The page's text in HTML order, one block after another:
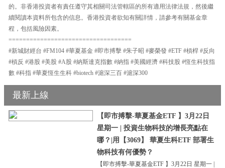
的。非香港投資者有責任遵守其相關司法管轄區的所有適用法律法規，然後繼
續閱讀本資料所包含的信息。香港投資者欲知有關詳情，請參考有關基金章
程，包括風險因素。
===================================
#新城財經台 #FM104 #華夏基金 #即市搏擊 #朱子昭 #麥榮發 #ETF #槓桿 #反向
#槓反 #港股 #美股 #A股 #納斯達克指數 #納指 #美國經濟 #科技股 #恆生科技指
數 #科指 #華夏恆生生科 #biotech #滬深三百 #滬深300
最新上線
【即市搏擊-華夏基金ETF 】3月22日
星期一 | 投資生物科技的增長亮點在
哪？|用【3069】 華夏生科ETF 部署生
物科技有何優勢？
【即市搏擊-華夏基金ETF 】3月22日 星期一 |